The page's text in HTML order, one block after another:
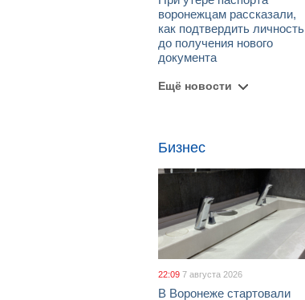
воронежцам рассказали,
как подтвердить личность
до получения нового
документа
Ещё новости
Бизнес
22:09 7 августа 2026
В Воронеже стартовали